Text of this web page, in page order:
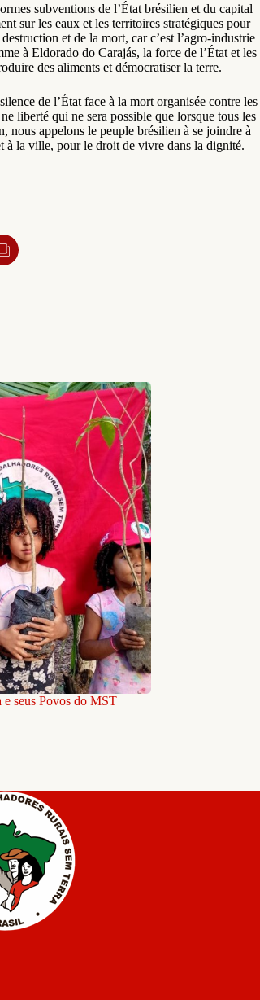
subventions de l’État brésilien et du capital
sur les eaux et les territoires stratégiques pour
et de la mort, car c’est l’agro-industrie
à Eldorado do Carajás, la force de l’État et les
des aliments et démocratiser la terre.
de l’État face à la mort organisée contre les
liberté qui ne sera possible que lorsque tous les
nous appelons le peuple brésilien à se joindre à
à la ville, pour le droit de vivre dans la dignité.
e seus Povos do MST